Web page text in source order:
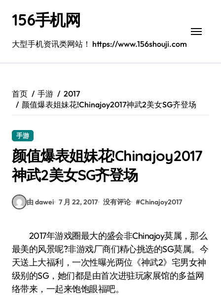
156手机网
大型手机资讯类网站！ https://www.156shouji.com
首页 手游
2017
颜值爆表姐妹花!Chinajoy2017神武2美女SG齐登场
手游
颜值爆表姐妹花!Chinajoy2017
神武2美女SG齐登场
由 dawei 7 月 22, 2017 没有评论 #Chinajoy2017
2017年游戏圈最大的盛会非Chinajoy莫属，那么
最美的风景呢?非游戏厂商们精心挑选的SG莫属。今
天送上大福利，一次性曝光两位《神武2》宅男女神
级别的SG，她们都是由首次进驻玩家展馆的多益网
络带来，一起来饱饱眼福吧。